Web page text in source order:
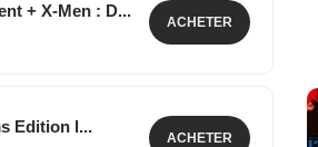
+ X-Men : D...
ACHETER
Edition l...
ACHETER